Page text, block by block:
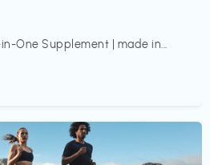
in-One Supplement | made in...